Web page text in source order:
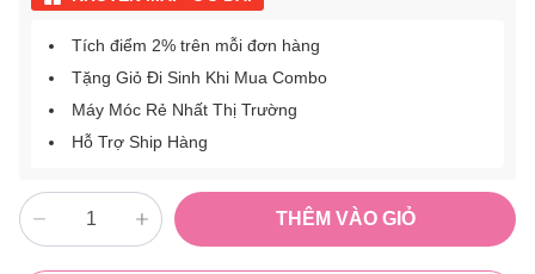
Tích điểm 2% trên mỗi đơn hàng
Tặng Giỏ Đi Sinh Khi Mua Combo
Máy Móc Rẻ Nhất Thị Trường
Hỗ Trợ Ship Hàng
THÊM VÀO GIỎ